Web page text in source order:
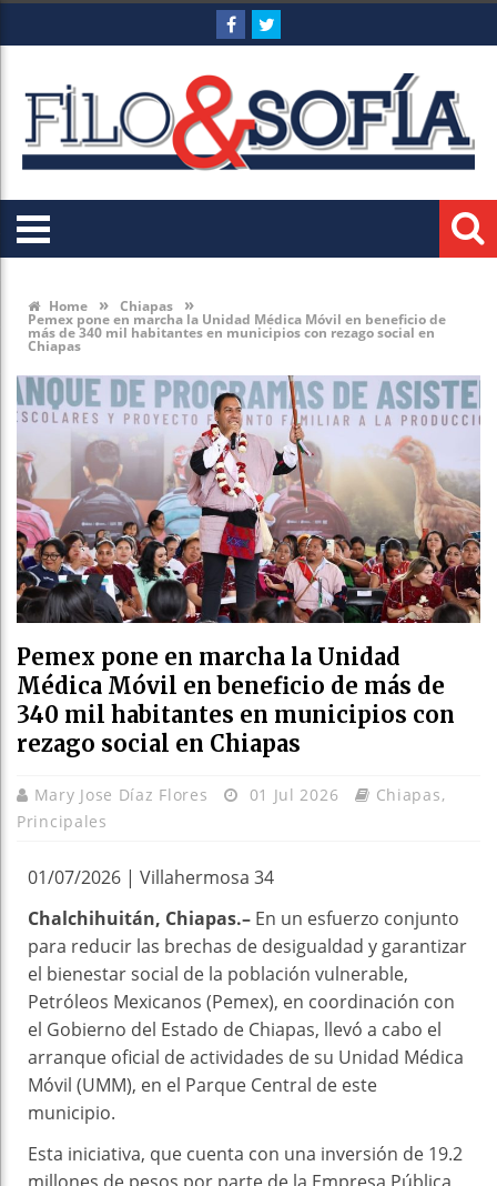
Home » Chiapas »
Pemex pone en marcha la Unidad Médica Móvil en beneficio de
más de 340 mil habitantes en municipios con rezago social en
Chiapas
Pemex pone en marcha la Unidad
Médica Móvil en beneficio de más de
340 mil habitantes en municipios con
rezago social en Chiapas
Mary Jose Díaz Flores 01 Jul 2026 Chiapas,
Principales
01/07/2026 | Villahermosa 34
Chalchihuitán, Chiapas.– En un esfuerzo conjunto
para reducir las brechas de desigualdad y garantizar
el bienestar social de la población vulnerable,
Petróleos Mexicanos (Pemex), en coordinación con
el Gobierno del Estado de Chiapas, llevó a cabo el
arranque oficial de actividades de su Unidad Médica
Móvil (UMM), en el Parque Central de este
municipio.
Esta iniciativa, que cuenta con una inversión de 19.2